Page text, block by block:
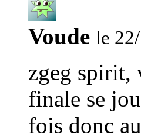
Voude le
zgeg spirit,
finale se
fois donc